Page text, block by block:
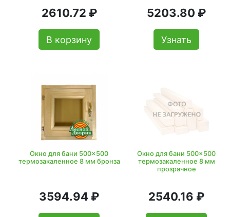
2610.72 ₽
В корзину
5203.80 ₽
Узнать
Окно для бани 500x500
термозакаленное 8 мм бронза
3594.94 ₽
Окно для бани 500x500
термозакаленное 8 мм
прозрачное
2540.16 ₽